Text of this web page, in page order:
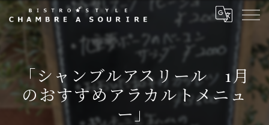
「シャンブルアスリール 1月
のおすすめアラカルトメニュ
ー」